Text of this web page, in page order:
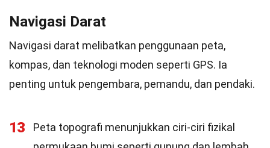
Navigasi Darat
Navigasi darat melibatkan penggunaan peta,
kompas, dan teknologi moden seperti GPS. Ia
penting untuk pengembara, pemandu, dan pendaki.
13
Peta topografi menunjukkan ciri-ciri fizikal